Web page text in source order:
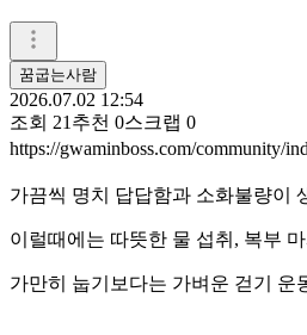
꿈굽는사람
2026.07.02 12:54
조회 21 추천 0스크랩 0
https://gwaminboss.com/community/
가끔씩 명치 답답함과 소화불량이
이럴때에는 따뜻한 물 섭취 , 복부 마
가만히 눕기보다는 가벼운 걷기 운